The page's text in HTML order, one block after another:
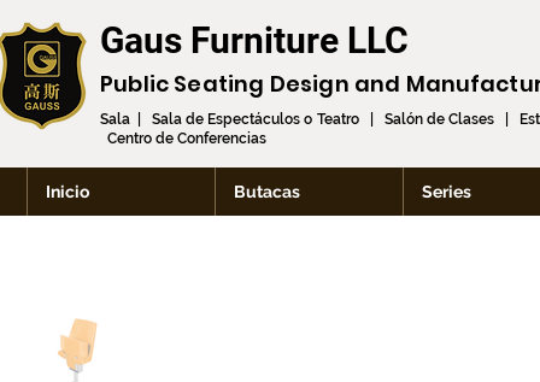
Gaus Furniture LLC
Public Seating Design and
Sala | Sala de Espectáculos o Teatro | Salón de Clases |
Centro de Conferencias
Inicio Butacas Series